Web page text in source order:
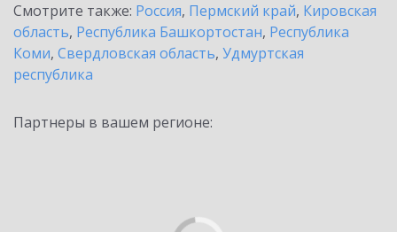
Смотрите также: Россия, Пермский край, Кировская
область, Республика Башкортостан, Республика
Коми, Свердловская область, Удмуртская
республика
Партнеры в вашем регионе: